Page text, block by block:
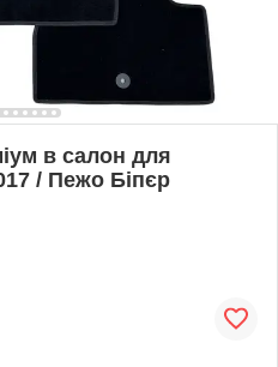
в салон для
/ Пежо Біпєр